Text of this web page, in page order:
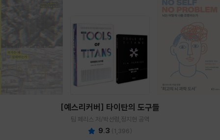
[예스리커버] 타이탄의 도구들
팀 페리스 저/박선령,정지현 공역
9.3 (1,396)